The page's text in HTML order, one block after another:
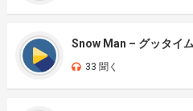
Snow Man – グッタイム
33 聞く